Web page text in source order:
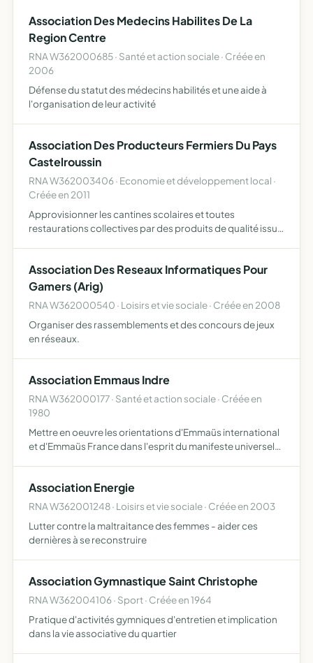
Association Des Medecins Habilites De La
Region Centre
RNA W362000685 · Santé et action sociale · Créée en
2006
Défense du statut des médecins habilités et une aide à
l'organisation de leur activité
Association Des Producteurs Fermiers Du Pays
Castelroussin
RNA W362003406 · Economie et développement local ·
Créée en 2011
Approvisionner les cantines scolaires et toutes
restaurations collectives par des produits de qualité issus
Association Des Reseaux Informatiques Pour
Gamers (Arig)
RNA W362000540 · Loisirs et vie sociale · Créée en 2008
Organiser des rassemblements et des concours de jeux
en réseaux.
Association Emmaus Indre
RNA W362000177 · Santé et action sociale · Créée en
1980
Mettre en oeuvre les orientations d'Emmaüs international
et d'Emmaüs France dans l'esprit du manifeste universel
Association Energie
RNA W362001248 · Loisirs et vie sociale · Créée en 2003
Lutter contre la maltraitance des femmes - aider ces
dernières à se reconstruire
Association Gymnastique Saint Christophe
RNA W362004106 · Sport · Créée en 1964
Pratique d'activités gymniques d'entretien et implication
dans la vie associative du quartier